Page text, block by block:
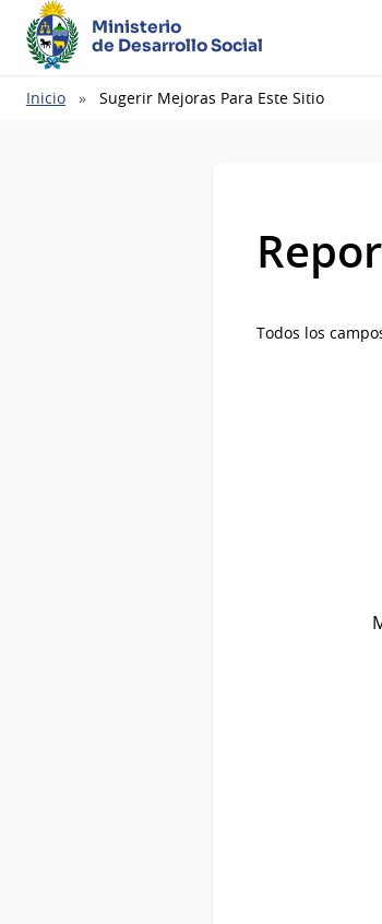
Ministerio
de Desarrollo Social
Ruta
Inicio Sugerir Mejoras Para Este Sitio
Todos los